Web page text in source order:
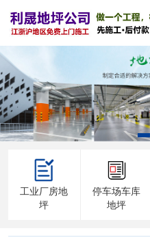
工业厂房地
坪
停车场车库
地坪